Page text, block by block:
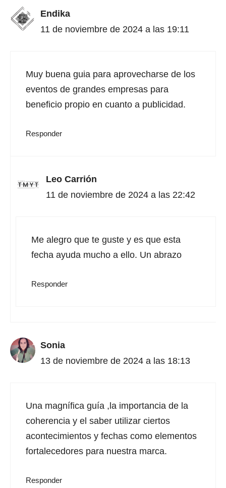
Endika
11 de noviembre de 2024 a las 19:11
Muy buena guia para aprovecharse de los
eventos de grandes empresas para
beneficio propio en cuanto a publicidad.
Responder
Leo Carrión
11 de noviembre de 2024 a las 22:42
Me alegro que te guste y es que esta
fecha ayuda mucho a ello. Un abrazo
Responder
Sonia
13 de noviembre de 2024 a las 18:13
Una magnífica guía ,la importancia de la
coherencia y el saber utilizar ciertos
acontecimientos y fechas como elementos
fortalecedores para nuestra marca.
Responder